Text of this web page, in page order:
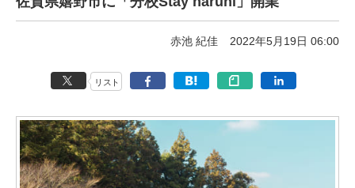
赤池 紀佳 2022年5月19日 06:00
リスト